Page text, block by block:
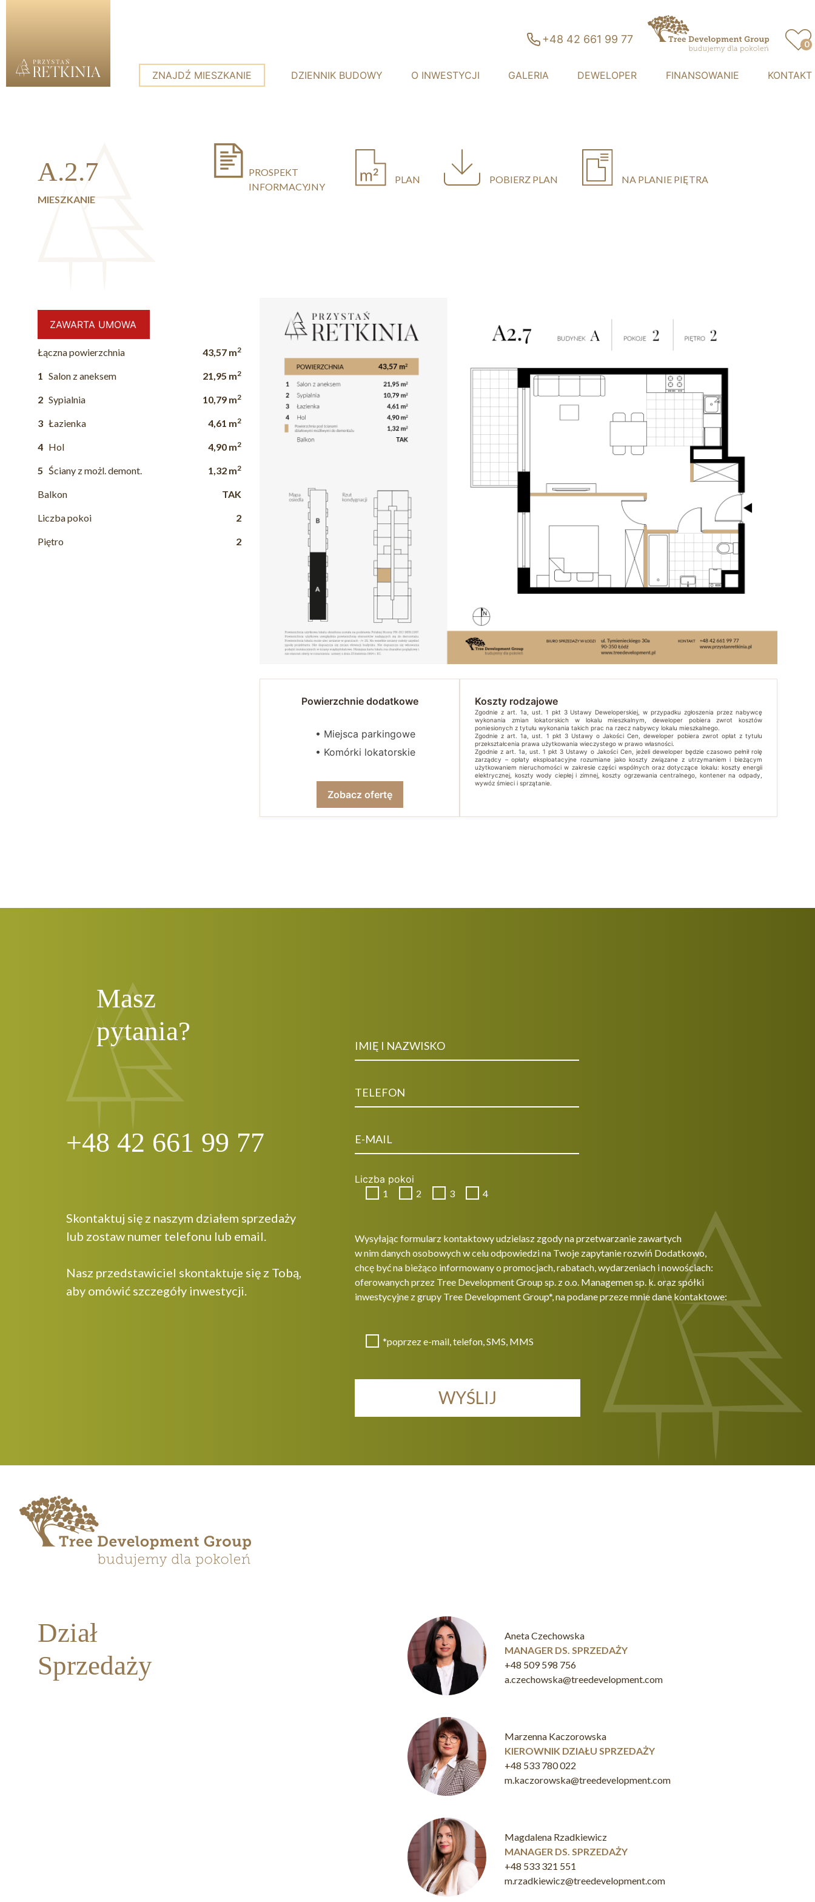
0
+48 42 661 99 77
ZNAJDŹ MIESZKANIE DZIENNIK BUDOWY O INWESTYCJI GALERIA DEWELOPER FINANSOWANIE KONTAKT
A.2.7
MIESZKANIE
PROSPEKT
INFORMACYJNY
PLAN POBIERZ PLAN NA PLANIE PIĘTRA
ZAWARTA UMOWA
Łączna powierzchnia 43,57 m2
1 Salon z aneksem 21,95 m2
2 Sypialnia 10,79 m2
3 Łazienka 4,61 m2
4 Hol 4,90 m2
5 Ściany z możl. demont. 1,32 m2
Balkon TAK
Liczba pokoi 2
Piętro 2
Powierzchnie dodatkowe
• Miejsca parkingowe
• Komórki lokatorskie
Zobacz ofertę
Koszty rodzajowe
Zgodnie z art. 1a, ust. 1 pkt 3 Ustawy Deweloperskiej, w przypadku zgłoszenia przez nabywcę
wykonania zmian lokatorskich w lokalu mieszkalnym, deweloper pobiera zwrot kosztów
poniesionych z tytułu wykonania takich prac na rzecz nabywcy lokalu mieszkalnego.
Zgodnie z art. 1a, ust. 1 pkt 3 Ustawy o Jakości Cen, deweloper pobiera zwrot opłat z tytułu
przekształcenia prawa użytkowania wieczystego w prawo własności.
Zgodnie z art. 1a, ust. 1 pkt 3 Ustawy o Jakości Cen, jeżeli deweloper będzie czasowo pełnił rolę
zarządcy – opłaty eksploatacyjne rozumiane jako koszty związane z utrzymaniem i bieżącym
użytkowaniem nieruchomości w zakresie części wspólnych oraz dotyczące lokalu: koszty energii
elektrycznej, koszty wody ciepłej i zimnej, koszty ogrzewania centralnego, kontener na odpady,
wywóz śmieci i sprzątanie.
Masz
pytania?
+48 42 661 99 77
Skontaktuj się z naszym działem sprzedaży
lub zostaw numer telefonu lub email.
Nasz przedstawiciel skontaktuje się z Tobą,
aby omówić szczegóły inwestycji.
Liczba pokoi
1 2 3 4
Wysyłając formularz kontaktowy udzielasz zgody na przetwarzanie zawartych
w nim danych osobowych w celu odpowiedzi na Twoje zapytanie rozwiń Dodatkowo,
chcę być na bieżąco informowany o promocjach, rabatach, wydarzeniach i nowościach:
oferowanych przez Tree Development Group sp. z o.o. Managemen sp. k. oraz spółki
inwestycyjne z grupy Tree Development Group*, na podane przeze mnie dane kontaktowe:
*poprzez e-mail, telefon, SMS, MMS
Dział
Sprzedaży
Aneta Czechowska
MANAGER DS. SPRZEDAŻY
+48 509 598 756
a.czechowska@treedevelopment.com
Marzenna Kaczorowska
KIEROWNIK DZIAŁU SPRZEDAŻY
+48 533 780 022
m.kaczorowska@treedevelopment.com
Magdalena Rzadkiewicz
MANAGER DS. SPRZEDAŻY
+48 533 321 551
m.rzadkiewicz@treedevelopment.com